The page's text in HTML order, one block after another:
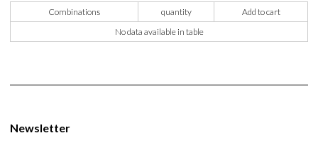
Combinations quantity
Add to cart
No data available in table
Newsletter